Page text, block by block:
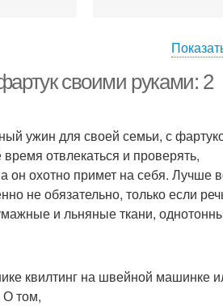
Фартуки для
Мужской фартук
без
своими руками: 2
ужин для своей семьи, с
отвлекаться и проверять,
он охотно примет на себя. Лучше
не обязательно, только если
и льняные ткани,
квилтинг на швейной машинке
О том,